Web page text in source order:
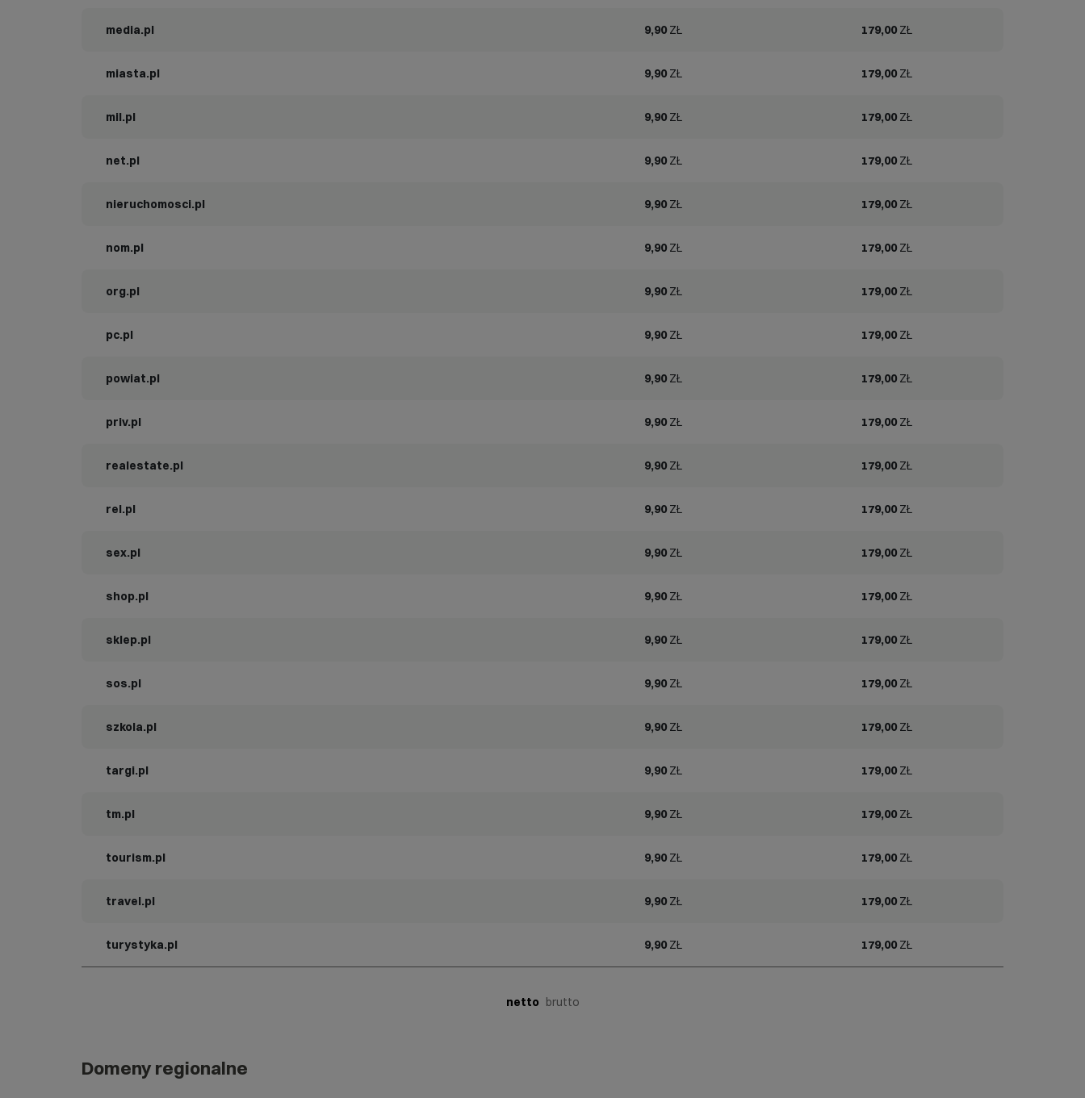
media.pl 9,90 ZŁ 179,00 ZŁ
miasta.pl 9,90 ZŁ 179,00 ZŁ
mil.pl 9,90 ZŁ 179,00 ZŁ
net.pl 9,90 ZŁ 179,00 ZŁ
nieruchomosci.pl 9,90 ZŁ 179,00 ZŁ
nom.pl 9,90 ZŁ 179,00 ZŁ
org.pl 9,90 ZŁ 179,00 ZŁ
pc.pl 9,90 ZŁ 179,00 ZŁ
powiat.pl 9,90 ZŁ 179,00 ZŁ
priv.pl 9,90 ZŁ 179,00 ZŁ
realestate.pl 9,90 ZŁ 179,00 ZŁ
rel.pl 9,90 ZŁ 179,00 ZŁ
sex.pl 9,90 ZŁ 179,00 ZŁ
shop.pl 9,90 ZŁ 179,00 ZŁ
sklep.pl 9,90 ZŁ 179,00 ZŁ
sos.pl 9,90 ZŁ 179,00 ZŁ
szkola.pl 9,90 ZŁ 179,00 ZŁ
targi.pl 9,90 ZŁ 179,00 ZŁ
tm.pl 9,90 ZŁ 179,00 ZŁ
tourism.pl 9,90 ZŁ 179,00 ZŁ
travel.pl 9,90 ZŁ 179,00 ZŁ
turystyka.pl 9,90 ZŁ 179,00 ZŁ
netto brutto
Domeny regionalne